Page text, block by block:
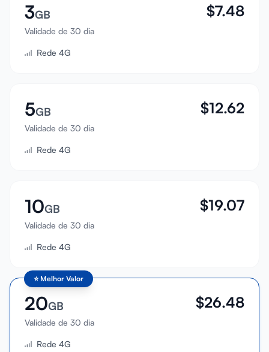
3GB
Validade de 30 dia
$7.48
Rede 4G
5GB
Validade de 30 dia
$12.62
Rede 4G
10GB
Validade de 30 dia
$19.07
Rede 4G
⭐ Melhor Valor
20GB
Validade de 30 dia
$26.48
Rede 4G